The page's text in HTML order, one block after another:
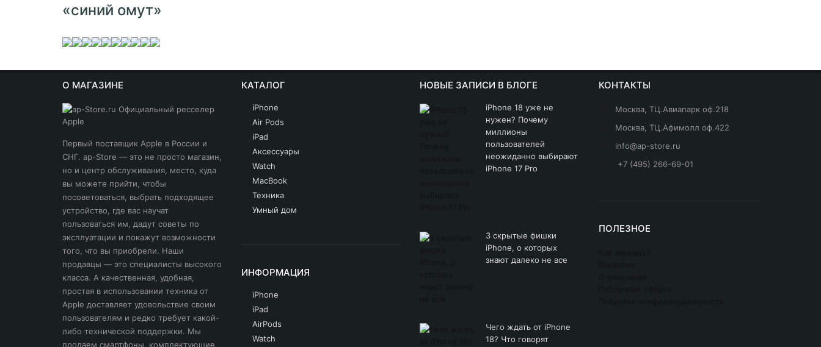
«синий омут»
О МАГАЗИНЕ
Первый поставщик Apple в России и
СНГ. ap-Store — это не просто магазин,
но и центр обслуживания, место, куда
вы можете прийти, чтобы
посоветоваться, выбрать подходящее
устройство, где вас научат
пользоваться им, дадут советы по
эксплуатации и покажут возможности
того, что вы приобрели. Наши
продавцы — это специалисты высокого
класса. А качественная, удобная,
простая в использовании техника от
Apple доставляет удовольствие своим
пользователям и редко требует какой-
либо технической поддержки. Мы
продаем смартфоны, комплектующие,
КАТАЛОГ
iPhone
Air Pods
iPad
Аксессуары
Watch
MacBook
Техника
Умный дом
ИНФОРМАЦИЯ
iPhone
iPad
AirPods
Watch
НОВЫЕ ЗАПИСИ В БЛОГЕ
iPhone 18 уже не
нужен? Почему
миллионы
пользователей
неожиданно выбирают
iPhone 17 Pro
3 скрытые фишки
iPhone, о которых
знают далеко не все
Чего ждать от iPhone
18? Что говорят
КОНТАКТЫ
Москва, ТЦ.Авиапарк оф.218
Москва, ТЦ.Афимолл оф.422
info@ap-store.ru
+7 (495) 266-69-01
ПОЛЕЗНОЕ